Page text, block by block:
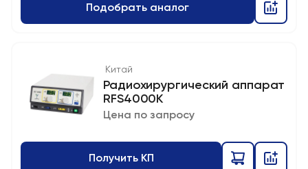
Подобрать аналог
Китай
Радиохирургический аппарат
RFS4000K
Цена по запросу
Получить КП